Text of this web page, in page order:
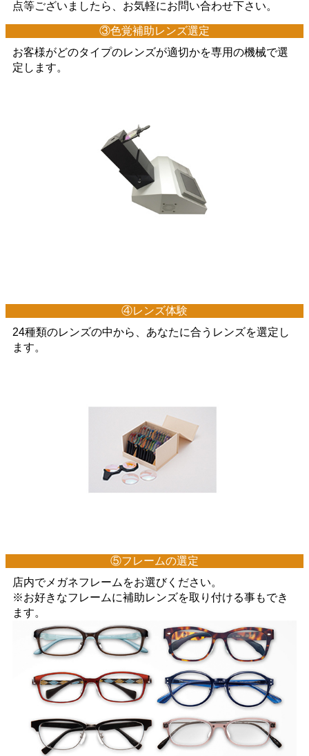
点等ございましたら、お気軽にお問い合わせ下さい。
③色覚補助レンズ選定
お客様がどのタイプのレンズが適切かを専用の機械で選
定します。
④レンズ体験
24種類のレンズの中から、あなたに合うレンズを選定し
ます。
⑤フレームの選定
店内でメガネフレームをお選びください。
※お好きなフレームに補助レンズを取り付ける事もでき
ます。